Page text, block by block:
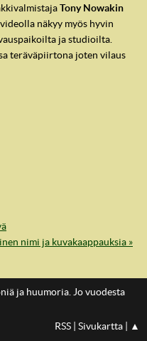
Tony Nowakin
näkyy myös hyvin
ja studioilta.
teräväpiirtona joten vilaus
nimi ja kuvakaappauksia »
ja huumoria. Jo vuodesta
RSS Sivukartta ▲